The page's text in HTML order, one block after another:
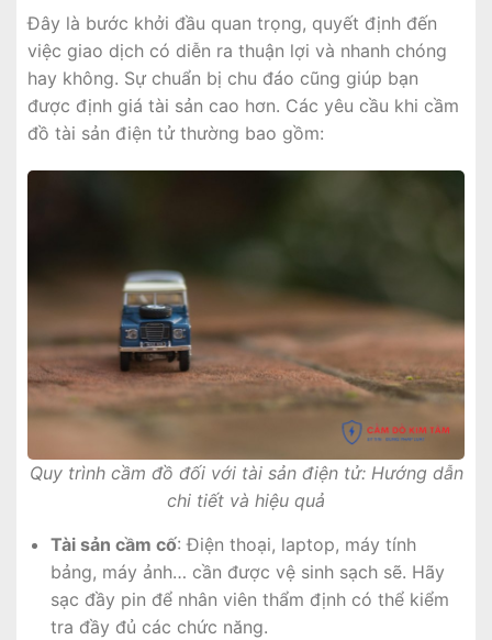
Đây là bước khởi đầu quan trọng, quyết định đến
việc giao dịch có diễn ra thuận lợi và nhanh chóng
hay không. Sự chuẩn bị chu đáo cũng giúp bạn
được định giá tài sản cao hơn. Các yêu cầu khi cầm
đồ tài sản điện tử thường bao gồm:
Quy trình cầm đồ đối với tài sản điện tử: Hướng dẫn
chi tiết và hiệu quả
Tài sản cầm cố: Điện thoại, laptop, máy tính
bảng, máy ảnh… cần được vệ sinh sạch sẽ. Hãy
sạc đầy pin để nhân viên thẩm định có thể kiểm
tra đầy đủ các chức năng.